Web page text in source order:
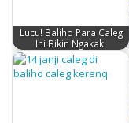
Lucu! Baliho Para Caleg
Ini Bikin Ngakak